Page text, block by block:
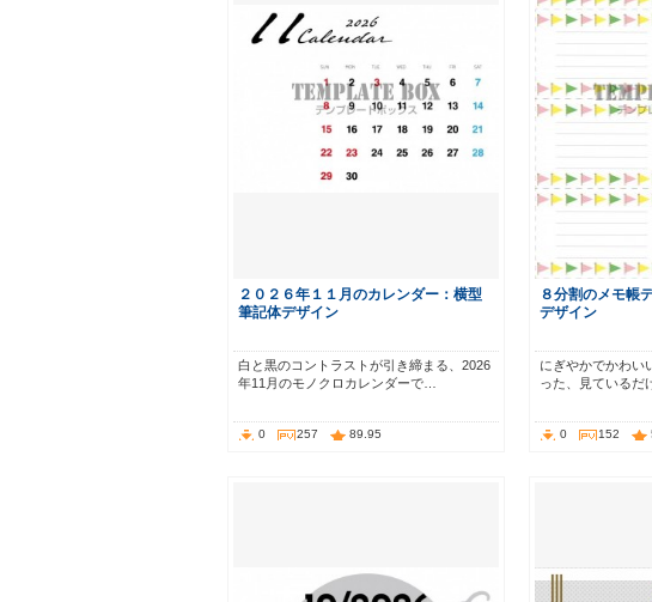
２０２６年１１月のカレンダー：横型
筆記体デザイン
白と黒のコントラストが引き締まる、2026
年11月のモノクロカレンダーで…
0 257 89.95
８分割のメモ帳
デザイン
にぎやかでかわい
った、見ているだ
0 152